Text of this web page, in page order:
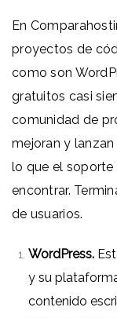
En
proyectos de
como son
gratuitos casi
comunidad de
mejoran y
lo que el
encontrar.
de usuarios.
WordPress.
y su
contenido